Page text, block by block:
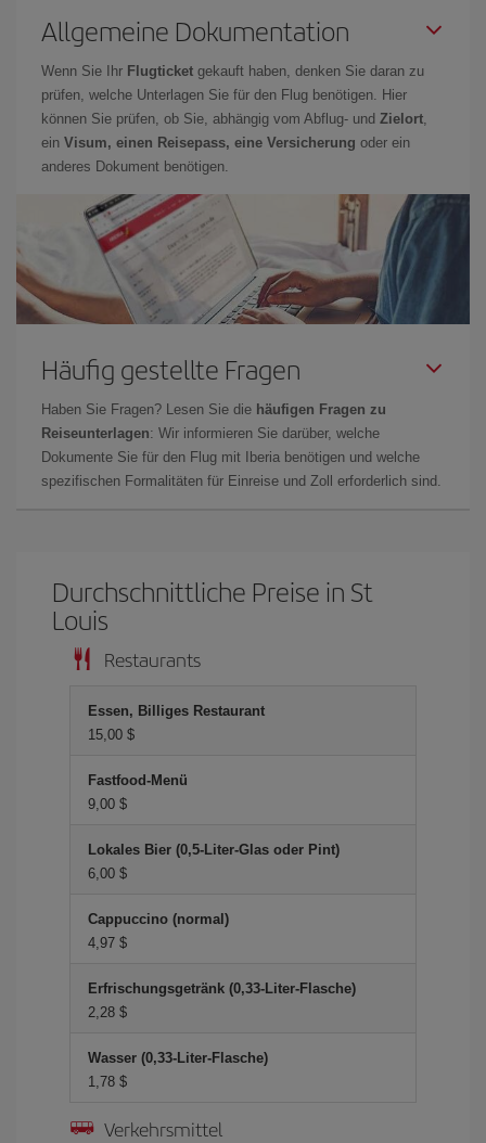
Allgemeine Dokumentation
Wenn Sie Ihr Flugticket gekauft haben, denken Sie daran zu
prüfen, welche Unterlagen Sie für den Flug benötigen. Hier
können Sie prüfen, ob Sie, abhängig vom Abflug- und Zielort
ein Visum, einen Reisepass, eine Versicherung oder ein
anderes Dokument benötigen.
Häufig gestellte Fragen
Haben Sie Fragen? Lesen Sie die häufigen Fragen zu
Reiseunterlagen: Wir informieren Sie darüber, welche
Dokumente Sie für den Flug mit Iberia benötigen und welche
spezifischen Formalitäten für Einreise und Zoll erforderlich sind.
Durchschnittliche Preise in St
Louis
Restaurants
Essen, Billiges Restaurant
15,00 $
Fastfood-Menü
9,00 $
Lokales Bier (0,5-Liter-Glas oder Pint)
6,00 $
Cappuccino (normal)
4,97 $
Erfrischungsgetränk (0,33-Liter-Flasche)
2,28 $
Wasser (0,33-Liter-Flasche)
1,78 $
Verkehrsmittel